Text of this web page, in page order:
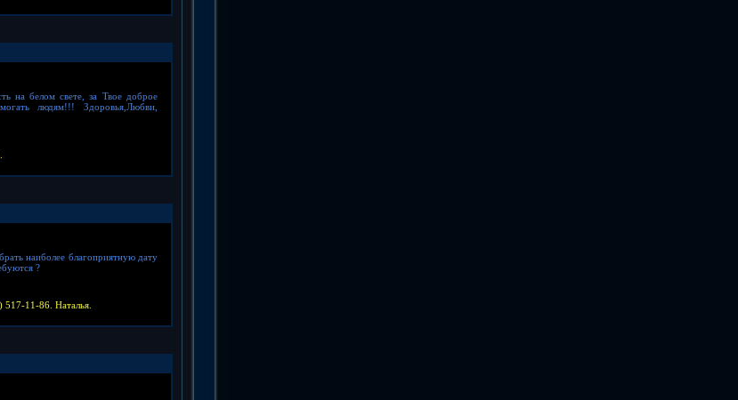
на белом свете, за Твое доброе
людям!!! Здоровья,Любви,
наиболее благоприятную дату
?
517-11-86. Наталья.